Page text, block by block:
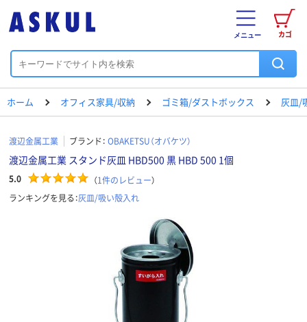
カゴ
メニュー
ホーム オフィス家具/収納 ゴミ箱/ダストボックス 灰皿/
渡辺金属工業 ブランド： OBAKETSU（オバケツ）
渡辺金属工業 スタンド灰皿 HBD500 黒 HBD 500 1個
5.0 （1件のレビュー）
ランキングを見る：灰皿/吸い殻入れ